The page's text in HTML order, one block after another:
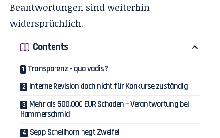
Beantwortungen sind weiterhin
widersprüchlich.
Contents
Transparenz – quo vadis?
Interne Revision doch nicht für Konkurse zuständig
Mehr als 500.000 EUR Schaden – Verantwortung bei
Hammerschmid
Sepp Schellhorn hegt Zweifel